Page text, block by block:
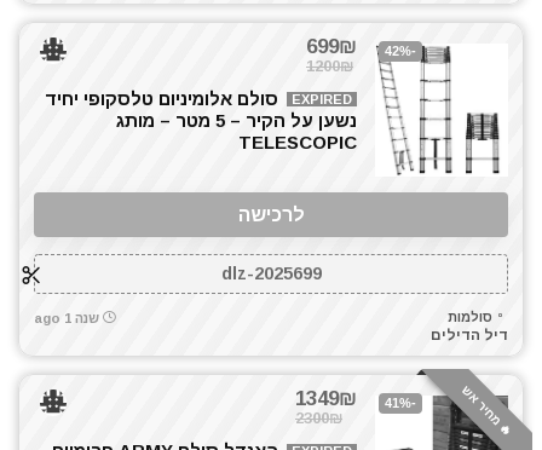
-42%
699₪
1200₪
EXPIRED
סולם אלומיניום טלסקופי יחיד
נשען על הקיר – 5 מטר – מותג
TELESCOPIC
לרכישה
dlz-2025699
סולמות
דיל הדילים
שנה 1 ago
🔥 מחיר אש -41%
1349₪
2300₪